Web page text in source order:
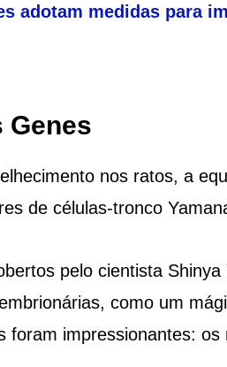
adotam medidas para
Genes
nos ratos, a
de células-tronco
pelo cientista
como um
foram impressionantes: